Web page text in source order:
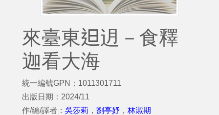
來臺東𨑨迌－食釋
迦看大海
統一編號GPN：1011301711
出版日期：2024/11
作/編/譯者： 吳莎莉 ， 劉亭妤 ， 林淑期